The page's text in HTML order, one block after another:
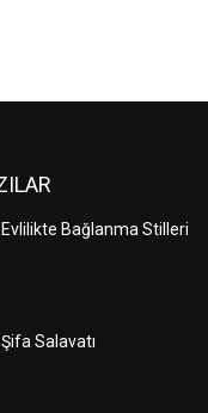
Evlilikte Bağlanma Stilleri
Şifa Salavatı